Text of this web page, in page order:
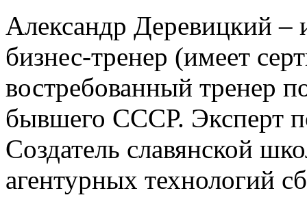
Александр Деревицкий –
бизнес-тренер (имеет
востребованный тренер
бывшего СССР. Эксперт
Создатель славянской
агентурных технологий